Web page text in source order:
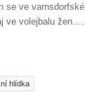
se ve varnsdorfské
ve volejbalu žen.…
hlídka